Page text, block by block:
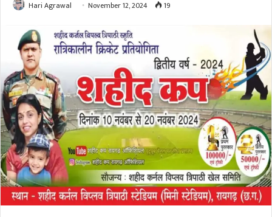
Hari Agrawal November 12, 2024 19